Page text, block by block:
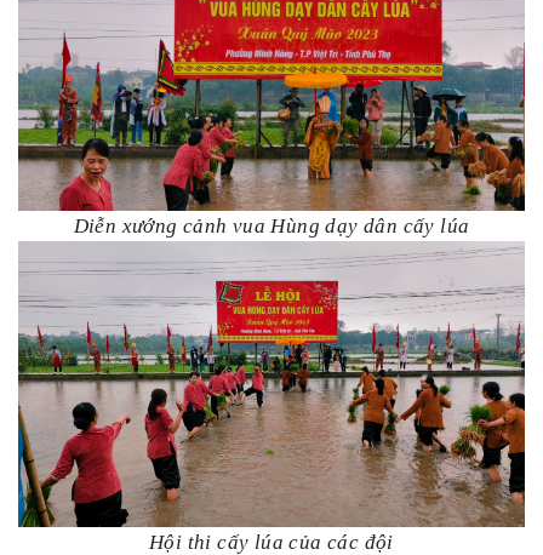
Diễn xướng cảnh vua Hùng dạy dân cấy lúa
Hội thi cấy lúa của các đội